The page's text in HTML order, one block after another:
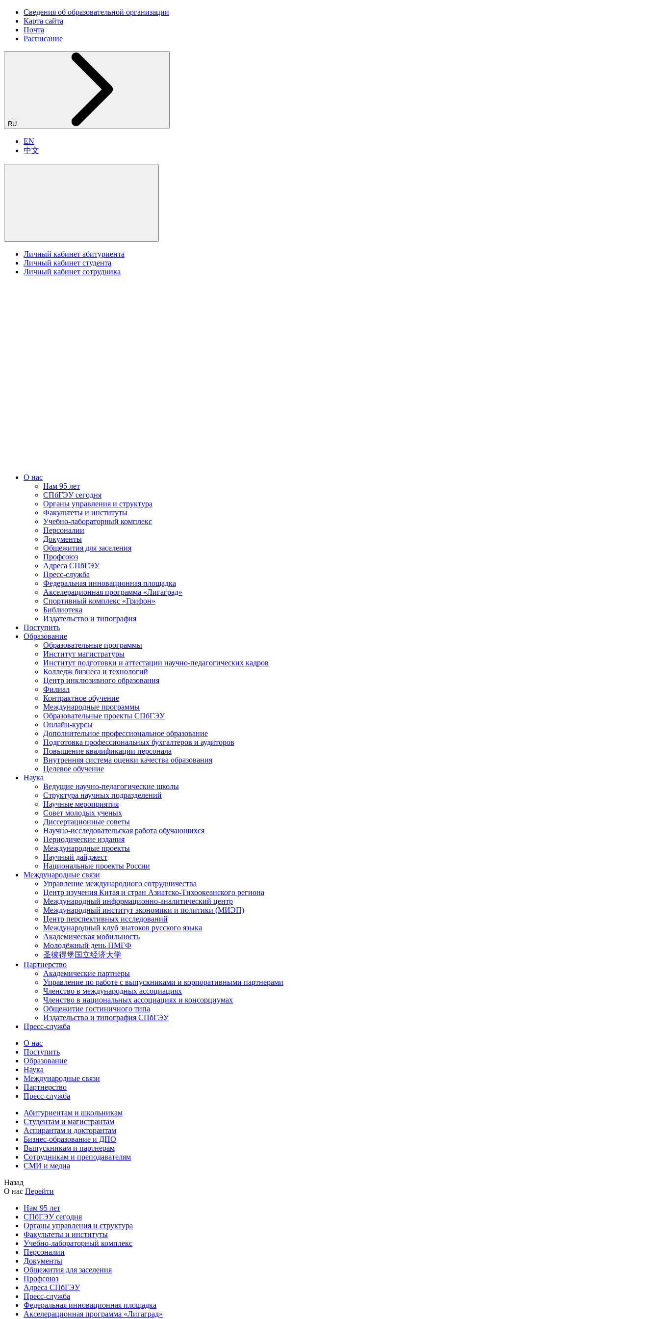
Сведения об образовательной организации
Карта сайта
Почта
Расписание
RU
EN
中文
Личный кабинет абитуриента
Личный кабинет студента
Личный кабинет сотрудника
О нас
Нам 95 лет
СПбГЭУ сегодня
Органы управления и структура
Факультеты и институты
Учебно-лабораторный комплекс
Персоналии
Документы
Общежития для заселения
Профсоюз
Адреса СПбГЭУ
Пресс-служба
Федеральная инновационная площадка
Акселерационная программа «Лигаград»­­
Спортивный комплекс «Грифон»
Библиотека
Издательство и типография
Поступить
Образование
Образовательные программы
Институт магистратуры
Институт подготовки и аттестации научно-педагогических кадров
Колледж бизнеса и технологий
Центр инклюзивного образования
Филиал
Контрактное обучение
Международные программы
Образовательные проекты СПбГЭУ
Онлайн-курсы
Дополнительное профессиональное образование
Подготовка профессиональных бухгалтеров и аудиторов
Повышение квалификации персонала
Внутренняя система оценки качества образования
Целевое обучение
Наука
Ведущие научно-педагогические школы
Структура научных подразделений
Научные мероприятия
Совет молодых ученых
Диссертационные советы
Научно-исследовательская работа обучающихся
Периодические издания
Международные проекты
Научный дайджест
Национальные проекты России
Международные связи
Управление международного сотрудничества
Центр изучения Китая и стран Азиатско-Тихоокеанского региона
Международный информационно-аналитический центр
Международный институт экономики и политики (МИЭП)
Центр перспективных исследований
Международный клуб знатоков русского языка
Академическая мобильность
Молодёжный день ПМГФ
圣彼得堡国立经济大学
Партнерство
Академические партнеры
Управление по работе с выпускниками и корпоративными партнерами
Членство в международных ассоциациях
Членство в национальных ассоциациях и консорциумах
Общежитие гостиничного типа
Издательство и типография СПбГЭУ
Пресс-служба
О нас
Поступить
Образование
Наука
Международные связи
Партнерство
Пресс-служба
Абитуриентам и школьникам
Студентам и магистрантам
Аспирантам и докторантам
Бизнес-образование и ДПО
Выпускникам и партнерам
Сотрудникам и преподавателям
СМИ и медиа
Назад
О нас Перейти
Нам 95 лет
СПбГЭУ сегодня
Органы управления и структура
Факультеты и институты
Учебно-лабораторный комплекс
Персоналии
Документы
Общежития для заселения
Профсоюз
Адреса СПбГЭУ
Пресс-служба
Федеральная инновационная площадка
Акселерационная программа «Лигаград»­­